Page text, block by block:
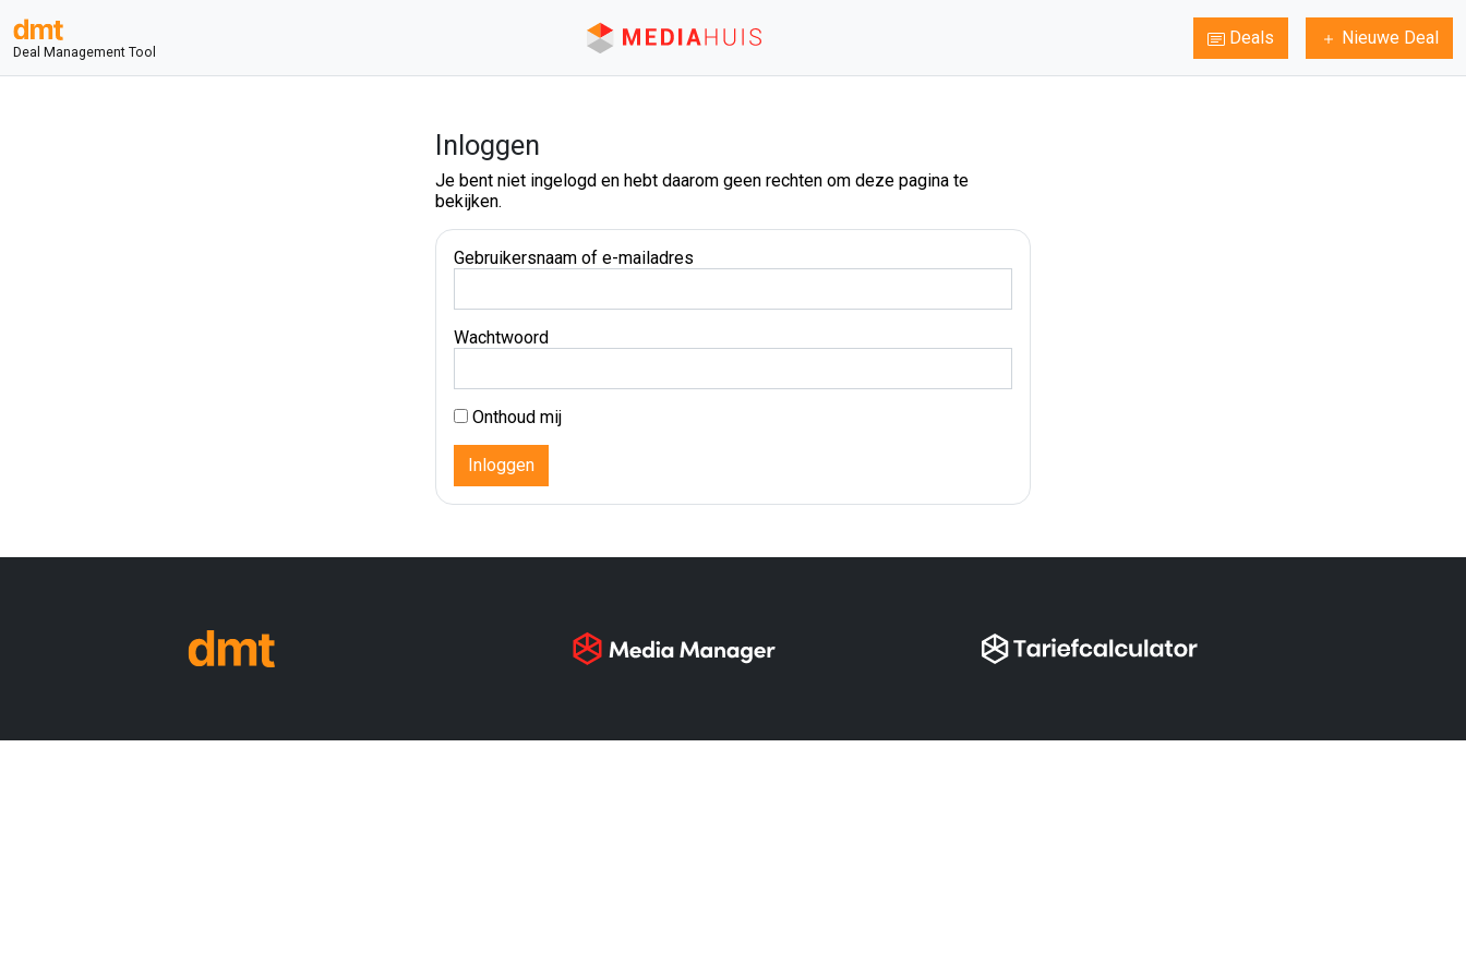
Deal Management Tool
Deals Nieuwe Deal
Inloggen
Je bent niet ingelogd en hebt daarom geen rechten om deze pagina te
bekijken.
Gebruikersnaam of e-mailadres
Wachtwoord
Onthoud mij